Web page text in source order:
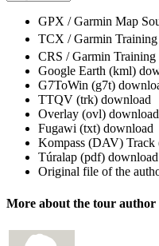
GPX / Garmin Map
TCX / Garmin Training
CRS / Garmin Training
Google Earth (kml)
G7ToWin (g7t)
TTQV (trk) download
Overlay (ovl) download
Fugawi (txt) download
Kompass (DAV) Track
Túralap (pdf) download
Original file of the
More about the tour author